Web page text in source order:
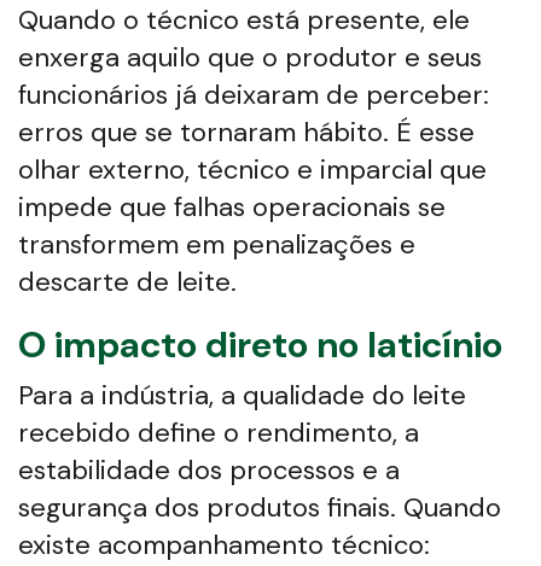
Quando o técnico está presente, ele
enxerga aquilo que o produtor e seus
funcionários já deixaram de perceber:
erros que se tornaram hábito. É esse
olhar externo, técnico e imparcial que
impede que falhas operacionais se
transformem em penalizações e
descarte de leite.
O impacto direto no laticínio
Para a indústria, a qualidade do leite
recebido define o rendimento, a
estabilidade dos processos e a
segurança dos produtos finais. Quando
existe acompanhamento técnico: